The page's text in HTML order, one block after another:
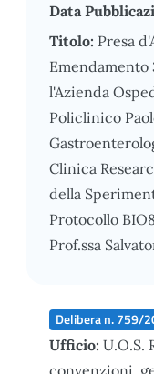
Data
Titolo: Presa
Emendamento
l'Azienda
Policlinico
Clinica
della
Protocollo
Prof.ssa
Delibera n. 759/
Ufficio: U.O.S.
convenzioni,